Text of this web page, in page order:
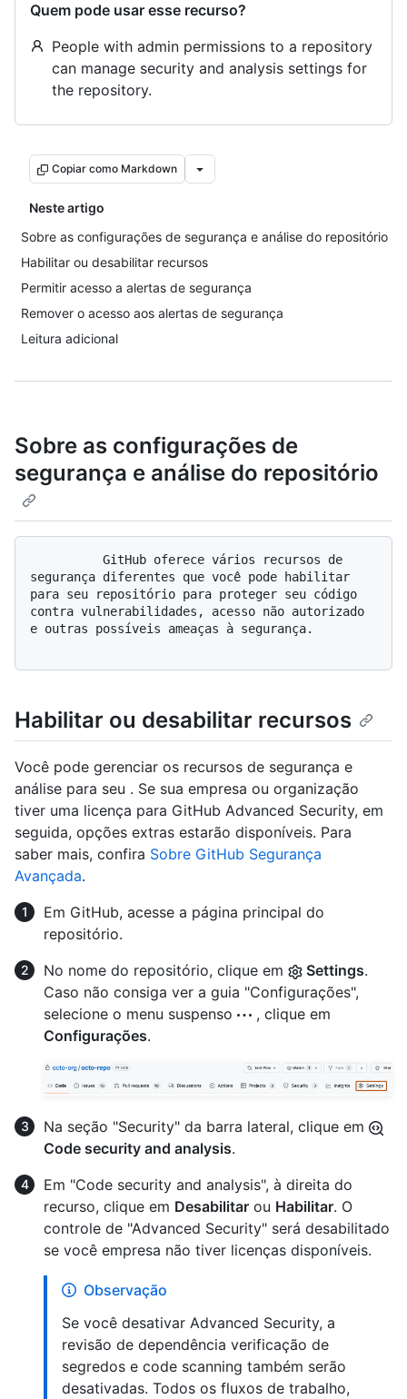
Quem pode usar esse recurso?
People with admin permissions to a repository
can manage security and analysis settings for
the repository.
Copiar como Markdown
Neste artigo
Sobre as configurações de segurança e análise do repositório
Habilitar ou desabilitar recursos
Permitir acesso a alertas de segurança
Remover o acesso aos alertas de segurança
Leitura adicional
Sobre as configurações de
segurança e análise do repositório
segurança diferentes que você pode habilitar
para seu repositório para proteger seu código
contra vulnerabilidades, acesso não autorizado
e outras possíveis ameaças à segurança.
Habilitar ou desabilitar recursos
Você pode gerenciar os recursos de segurança e
análise para seu . Se sua empresa ou organização
tiver uma licença para GitHub Advanced Security, em
seguida, opções extras estarão disponíveis. Para
saber mais, confira Sobre GitHub Segurança
Avançada.
Em GitHub, acesse a página principal do
repositório.
No nome do repositório, clique em
Settings.
Caso não consiga ver a guia "Configurações",
selecione o menu suspenso
, clique em
Configurações.
Na seção "Security" da barra lateral, clique em
Code security and analysis.
Em "Code security and analysis", à direita do
recurso, clique em Desabilitar ou Habilitar. O
controle de "Advanced Security" será desabilitado
se você empresa não tiver licenças disponíveis.
Observação
Se você desativar Advanced Security, a
revisão de dependência verificação de
segredos e code scanning também serão
desativadas. Todos os fluxos de trabalho,